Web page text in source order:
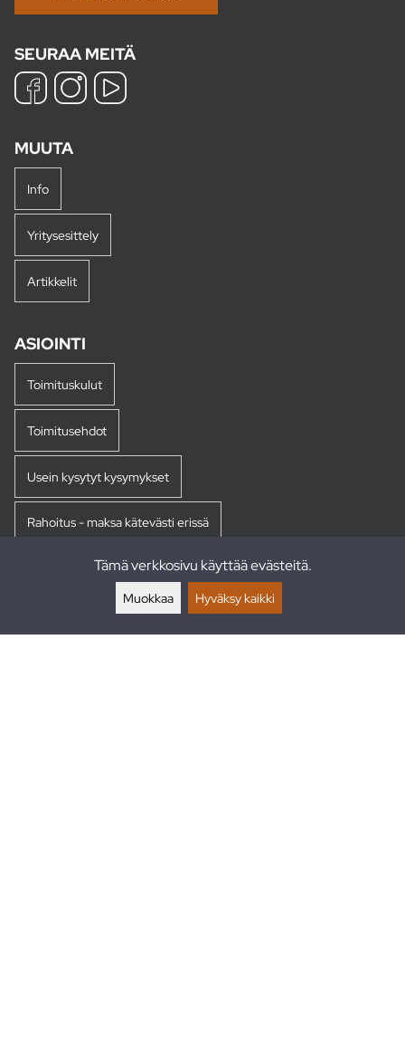
SEURAA MEITÄ
MUUTA
Info
Yritysesittely
Artikkelit
ASIOINTI
Toimituskulut
Toimitusehdot
Usein kysytyt kysymykset
Rahoitus - maksa kätevästi erissä
Tämä verkkosivu käyttää evästeitä.
Muokkaa Hyväksy kaikki